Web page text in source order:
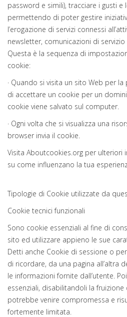
password e simili), tracciare i gusti e
permettendo di poter gestire
l’erogazione di servizi connessi
newsletter, comunicazioni di
Questa è la sequenza di
cookie:
· Quando si visita un sito Web per
di accettare un cookie per un
cookie viene salvato sul computer.
· Ogni volta che si visualizza una
browser invia il cookie.
Visita Aboutcookies.org per ulteriori
su come influenzano la tua
Tipologie di Cookie utilizzate da
Cookie tecnici funzionali
Sono cookie essenziali al fine di
sito ed utilizzare appieno le sue
Detti anche Cookie di sessione o
di ricordare, da una pagina all’altra
le informazioni fornite dall’utente.
essenziali, disabilitandoli la
potrebbe venire compromessa e
fortemente limitata.